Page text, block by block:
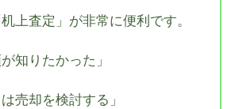
上査定」が非常に便利です。
知りたかった」
売却を検討する」